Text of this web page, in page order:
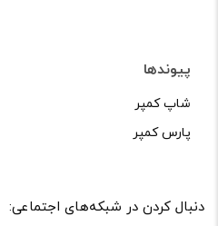
پیوندها
شاپ کمپر
پارس کمپر
دنبال کردن در شبکه‌های اجتماعی: